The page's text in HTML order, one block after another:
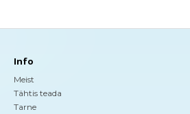
Info
Meist
Tähtis teada
Tarne